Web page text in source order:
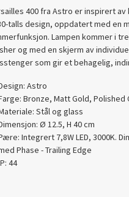
400 fra Astro er inspirert av
talls design, oppdatert med en
Lampen kommer i
og med en skjerm av
som gir et behagelig,
Astro
Bronze, Matt Gold, Polished
Stål og glass
Ø 12.5, H 40 cm
Integrert 7,8W LED, 3000K.
Phase - Trailing Edge
44